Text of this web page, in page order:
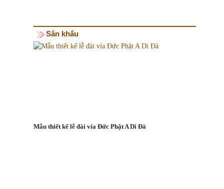
Sân khấu
Mẫu thiết kế lễ đài vía Đức Phật A Di Đà